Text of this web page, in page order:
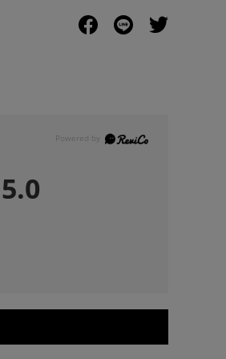
5.0